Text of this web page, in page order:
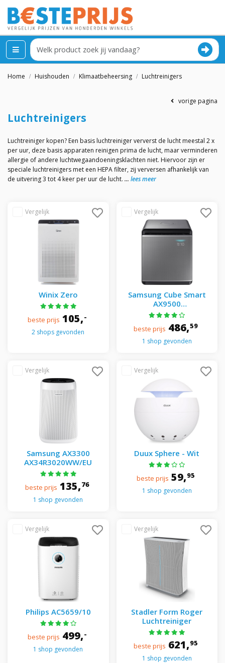
Home Huishouden Klimaatbeheersing Luchtreinigers
vorige pagina
Luchtreinigers
Luchtreiniger kopen? Een basis luchtreiniger ververst de lucht meestal 2 x
per uur, deze basis apparaten reinigen prima de lucht, maar verminderen
allergie of andere luchtwegaandoeningsklachten niet. Hiervoor zijn er
speciale luchtreinigers met een HEPA filter, zij verversen afhankelijk van
de uitvering 3 tot 4 keer per uur de lucht.
lees meer
Winix Zero
beste prijs 105,-
2 shops gevonden
Samsung Cube Smart
AX9500
AX47R9080SS/EU - Silver
beste prijs 486,59
1 shop gevonden
Samsung AX3300
AX34R3020WW/EU
beste prijs 135,76
1 shop gevonden
Duux Sphere - Wit
beste prijs 59,95
1 shop gevonden
Philips AC5659/10
beste prijs 499,-
1 shop gevonden
Stadler Form Roger
Luchtreiniger
beste prijs 621,95
1 shop gevonden